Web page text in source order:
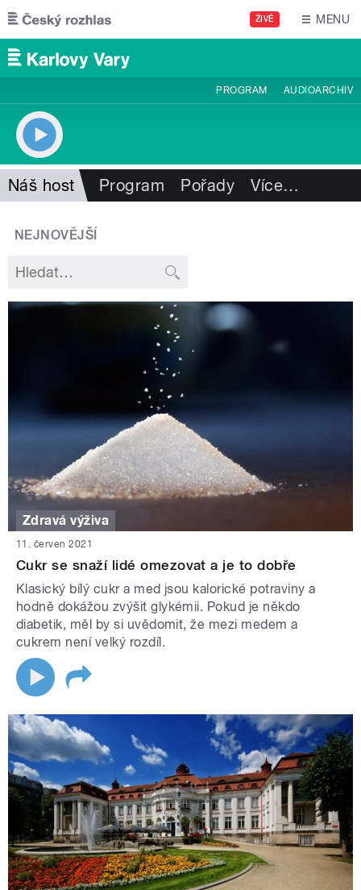
Přejít k hlavnímu obsahu
ŽIVĚ MENU
PROGRAM AUDIOARCHIV
Náš host Program Pořady Více…
NEJNOVĚJŠÍ
Zdravá výživa
11. červen 2021
Cukr se snaží lidé omezovat a je to dobře
Klasický bílý cukr a med jsou kalorické potraviny a
hodně dokážou zvýšit glykémii. Pokud je někdo
diabetik, měl by si uvědomit, že mezi medem a
cukrem není velký rozdíl.